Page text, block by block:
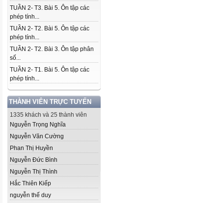
TUẦN 2- T3. Bài 5. Ôn tập các
phép tính...
TUẦN 2- T2. Bài 5. Ôn tập các
phép tính...
TUẦN 2- T2. Bài 3. Ôn tập phân
số...
TUẦN 2- T1. Bài 5. Ôn tập các
phép tính...
THÀNH VIÊN TRỰC TUYẾN
1335 khách và 25 thành viên
Nguyễn Trọng Nghĩa
Nguyễn Văn Cường
Phan Thị Huyền
Nguyễn Đức Bình
Nguyễn Thị Thình
Hắc Thiên Kiếp
nguyễn thế duy